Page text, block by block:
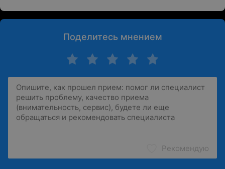
Поделитесь мнением
Рекомендую